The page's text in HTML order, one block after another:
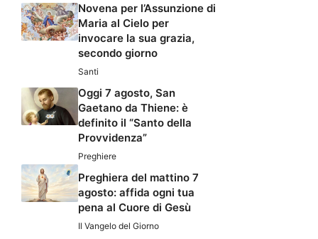
Novena per l’Assunzione di
Maria al Cielo per
invocare la sua grazia,
secondo giorno
Santi
Oggi 7 agosto, San
Gaetano da Thiene: è
definito il “Santo della
Provvidenza”
Preghiere
Preghiera del mattino 7
agosto: affida ogni tua
pena al Cuore di Gesù
Il Vangelo del Giorno